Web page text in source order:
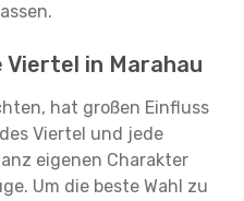
Viertel in Marahau
hat großen Einfluss
Viertel und jede
eigenen Charakter
Um die beste Wahl zu